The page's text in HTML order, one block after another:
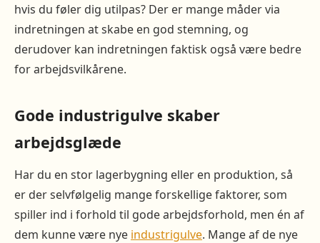
hvis du føler dig utilpas? Der er mange måder via
indretningen at skabe en god stemning, og
derudover kan indretningen faktisk også være bedre
for arbejdsvilkårene.
Gode industrigulve skaber
arbejdsglæde
Har du en stor lagerbygning eller en produktion, så
er der selvfølgelig mange forskellige faktorer, som
spiller ind i forhold til gode arbejdsforhold, men én af
dem kunne være nye industrigulve. Mange af de nye